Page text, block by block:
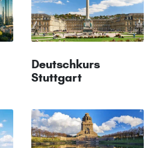
Deutschkurs
Stuttgart